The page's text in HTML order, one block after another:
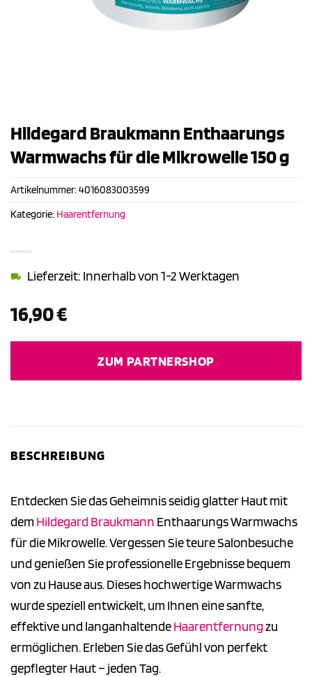
Hildegard Braukmann Enthaarungs
Warmwachs für die Mikrowelle 150 g
16,90€
Lieferzeit: Innerhalb von 1-2 Werktagen
ZUM PARTNERSHOP
Artikelnummer: 4016083003599
Kategorie: Haarentfernung
BESCHREIBUNG
Entdecken Sie das Geheimnis seidig glatter Haut mit
dem Hildegard Braukmann Enthaarungs Warmwachs
für die Mikrowelle. Vergessen Sie teure Salonbesuche
und genießen Sie professionelle Ergebnisse bequem
von zu Hause aus. Dieses hochwertige Warmwachs
wurde speziell entwickelt, um Ihnen eine sanfte,
effektive und langanhaltendeHaarentfernungzu
ermöglichen. Erleben Sie das Gefühl von perfekt
gepflegter Haut – jeden Tag.